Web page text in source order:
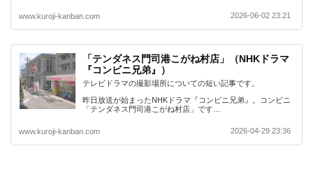
www.kuroji-kanban.com 2026-06-02 23:21
「テンダネス門司港こがね村店」（NHKドラマ
『コンビニ兄弟』）
テレビドラマの撮影場所についての短い記事です。
昨日放送が始まったNHKドラマ『コンビニ兄弟』。コンビニ
「テンダネス門司港こがね村店」です…
www.kuroji-kanban.com 2026-04-29 23:36